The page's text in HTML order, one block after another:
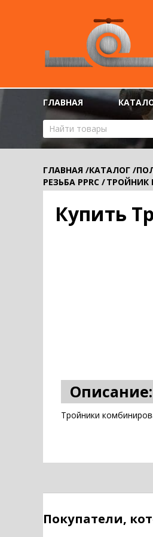
ГЛАВНАЯ
ГЛАВНАЯ /КАТАЛОГ /
РЕЗЬБА PPRC /ТРОЙНИК
Купить
Описание:
Тройники
Покупатели,